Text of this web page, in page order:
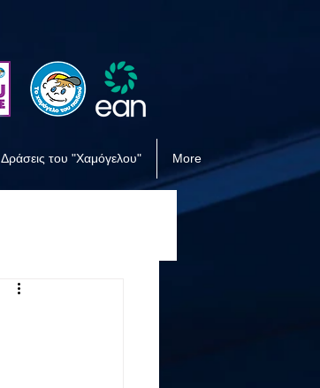
Δράσεις του "Χαμόγελου" More